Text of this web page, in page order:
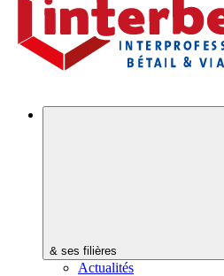
& ses filières
Actualités